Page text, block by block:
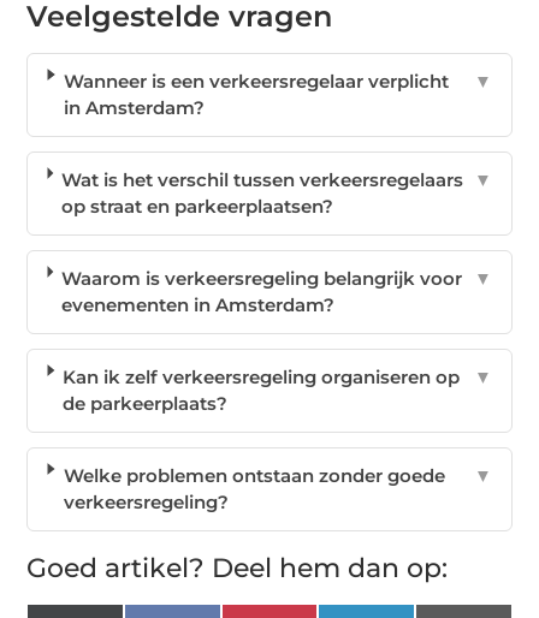
Veelgestelde vragen
Wanneer is een verkeersregelaar verplicht
in Amsterdam?
▼
Wat is het verschil tussen verkeersregelaars
op straat en parkeerplaatsen?
▼
Waarom is verkeersregeling belangrijk voor
evenementen in Amsterdam?
▼
Kan ik zelf verkeersregeling organiseren op
de parkeerplaats?
▼
Welke problemen ontstaan zonder goede
verkeersregeling?
▼
Goed artikel? Deel hem dan op: